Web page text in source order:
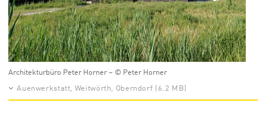
Architekturbüro Peter Horner – © Peter Horner
Auenwerkstatt, Weitwörth, Oberndorf (6.2 MB)